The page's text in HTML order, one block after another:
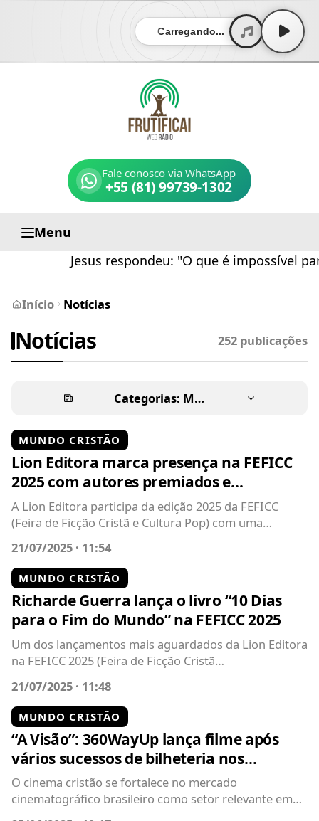
Carregando...
Fale conosco via WhatsApp
+55 (81) 99739-1302
Menu
Jesus respondeu: "O que é impossível
Início Notícias
Notícias 252 publicações
Categorias: Mundo Cristão
MUNDO CRISTÃO
Lion Editora marca presença na FEFICC
2025 com autores premiados e
lançamento do livro “Oração & Arte”
A Lion Editora participa da edição 2025 da FEFICC
(Feira de Ficção Cristã e Cultura Pop) com uma
21/07/2025 · 11:54
MUNDO CRISTÃO
Richarde Guerra lança o livro “10 Dias
para o Fim do Mundo” na FEFICC 2025
Um dos lançamentos mais aguardados da Lion Editora
na FEFICC 2025 (Feira de Ficção Cristã
21/07/2025 · 11:48
MUNDO CRISTÃO
“A Visão”: 360WayUp lança filme após
vários sucessos de bilheteria nos
cinemas
O cinema cristão se fortalece no mercado
cinematográfico brasileiro como setor relevante em